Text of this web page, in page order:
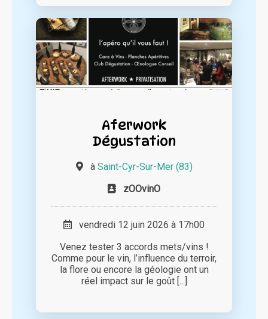
Aferwork
Dégustation
à Saint-Cyr-Sur-Mer (83)
zOOvinO
vendredi 12 juin 2026 à 17h00
Venez tester 3 accords mets/vins !
Comme pour le vin, l’influence du terroir,
la flore ou encore la géologie ont un
réel impact sur le goût [...]